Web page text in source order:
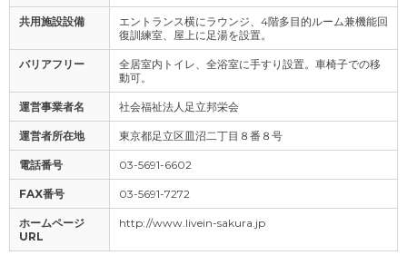
共用施設設備
エントランス横にラウンジ、4階多目的ルーム兼機能回
復訓練室、屋上に足湯を設置。
バリアフリー
全居室内トイレ、全浴室に手すり設置。車椅子での移
動可。
運営事業者名 社会福祉法人足立邦栄会
運営者所在地 東京都足立区皿沼二丁目８番８号
電話番号 03-5691-6602
FAX番号 03-5691-7272
ホームページ
URL
http://www.livein-sakura.jp